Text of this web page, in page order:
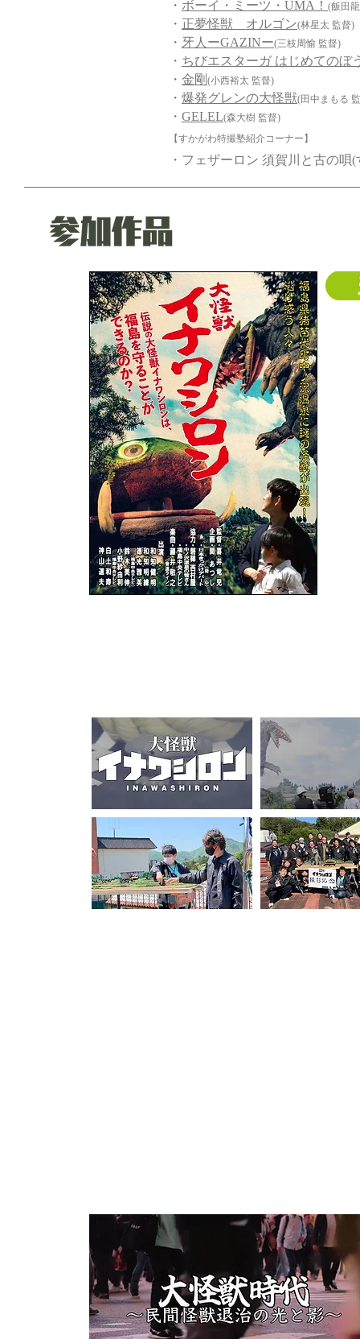
・ ボーイ・ミーツ・UMA！ (飯田
・ 正夢怪獣 オルゴン(林星太 監督)
・ 牙人ーGAZINー(三枝周愉 監督)
・ ちびエスターガ はじめてのぼ
・ 金剛 (小西裕太 監督)
・ 爆発グレンの大怪獣(田中まもる
・ GELEL(森大樹 監督)
【すかがわ特撮塾紹介コーナー】
・フェザーロン 須賀川と古の唄